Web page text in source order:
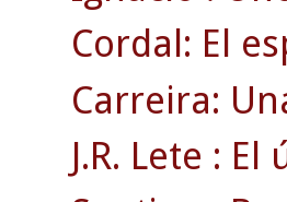
Cordal: El
Carreira:
J.R. Lete :